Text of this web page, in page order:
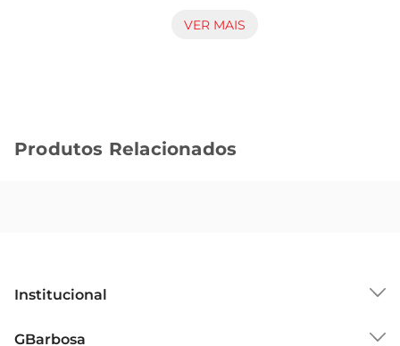
para acompanhar momentos especiais, seja em
Produzido a partir das melhores uvas Merlot, este
é macio e equilibrado, com taninos suaves que
Harmonização Perfeita
VER MAIS
Produtos Relacionados
Institucional
GBarbosa